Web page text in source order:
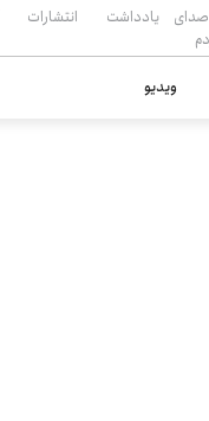
صدای
یادداشت انتشارات
ویدیو